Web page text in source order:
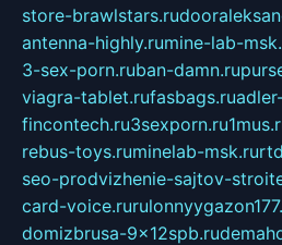
store-brawlstars.ru
antenna-highly.rumine-lab-
3-sex-porn.ruban-damn.ru
viagra-tablet.rufasbags.ru
fincontech.ru3sexporn.ru
rebus-toys.ruminelab-msk.ru
seo-prodvizhenie-sajtov-
card-voice.ru
domizbrusa-9x12spb.ru